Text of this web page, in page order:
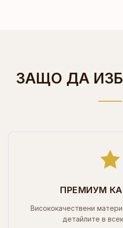
ЗАЩО ДА
ПРЕМИУМ
Висококачествени
детайлите в